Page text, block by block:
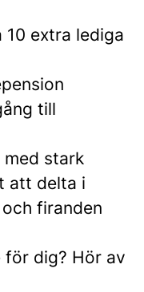
extra lediga
till
stark
att delta i
firanden
för dig? Hör av